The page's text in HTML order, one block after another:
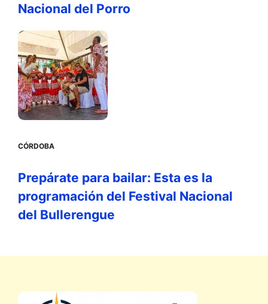
Nacional del Porro
CÓRDOBA
Prepárate para bailar: Esta es la
programación del Festival Nacional
del Bullerengue